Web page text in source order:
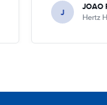
J JOAO
Hertz